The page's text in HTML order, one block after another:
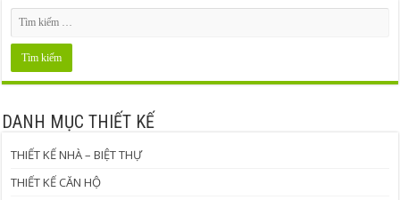
DANH MỤC THIẾT KẾ
THIẾT KẾ NHÀ – BIỆT THỰ
THIẾT KẾ CĂN HỘ